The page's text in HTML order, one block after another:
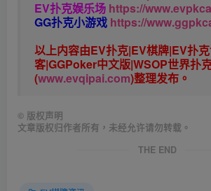
EV扑克娱乐场 https://
GG扑克小游戏 https://
以上内容由EV扑克|EV棋牌|EV扑
客|GGPoker中文版|WSOP世界扑
(www.evqipai.com)整理发布。
© 版权声明
文章版权归作者所有，未经允许请勿转载。
THE END